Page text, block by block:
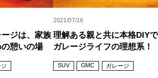
ジは、家族
憩いの場
2021/07/16
理解ある親と共に本格DIY
ガレージライフの理想系！
SUV GMC ガレージ